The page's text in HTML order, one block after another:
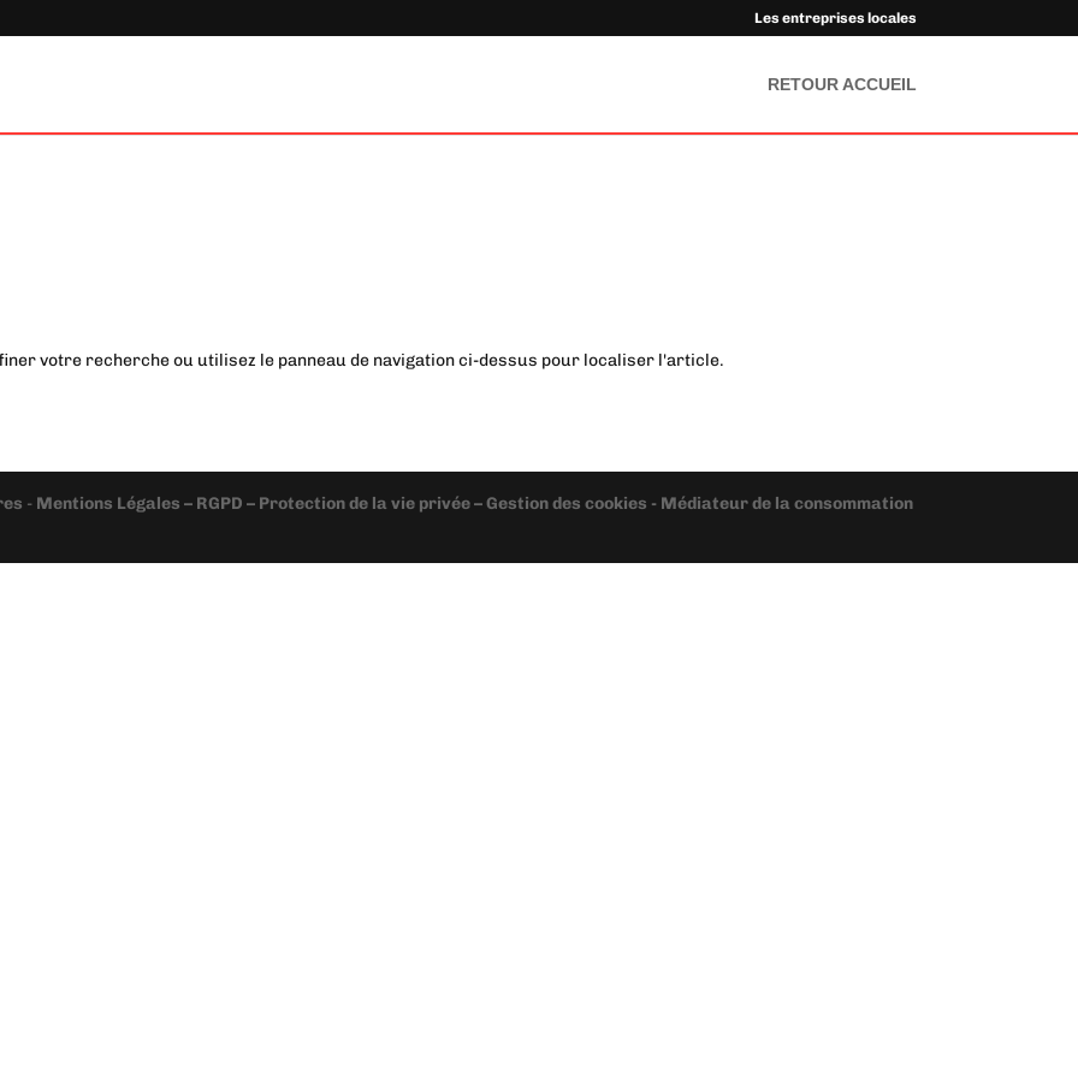
Les entreprises locales
RETOUR ACCUEIL
votre recherche ou utilisez le panneau de navigation ci-dessus pour localiser l'article.
- Mentions Légales – RGPD – Protection de la vie privée – Gestion des cookies - Médiateur de la consommation